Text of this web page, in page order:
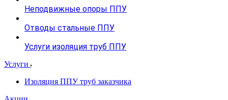
Неподвижные опоры ППУ
Отводы стальные ППУ
Услуги изоляция труб ППУ
Услуги
Изоляция ППУ труб заказчика